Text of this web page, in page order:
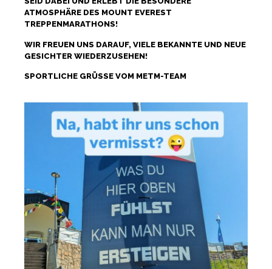
ATMOSPHÄRE DES MOUNT EVEREST
TREPPENMARATHONS!
WIR FREUEN UNS DARAUF, VIELE BEKANNTE UND NEUE
GESICHTER WIEDERZUSEHEN!
SPORTLICHE GRÜSSE VOM METM-TEAM